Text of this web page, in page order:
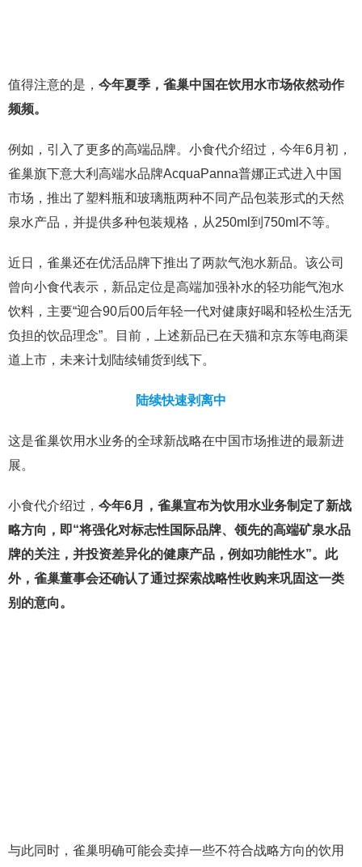
值得注意的是， 今年夏季，雀巢中国在饮用水市场依然动作
频频。
例如，引入了更多的高端品牌。小食代介绍过，今年6月初，
雀巢旗下意大利高端水品牌AcquaPanna普娜正式进入中国
市场，推出了塑料瓶和玻璃瓶两种不同产品包装形式的天然
泉水产品，并提供多种包装规格，从250ml到750ml不等。
近日，雀巢还在优活品牌下推出了两款气泡水新品。该公司
曾向小食代表示，新品定位是高端加强补水的轻功能气泡水
饮料，主要“迎合90后00后年轻一代对健康好喝和轻松生活无
负担的饮品理念”。目前，上述新品已在天猫和京东等电商渠
道上市，未来计划陆续铺货到线下。
陆续快速剥离中
这是雀巢饮用水业务的全球新战略在中国市场推进的最新进
展。
小食代介绍过， 今年6月，雀巢宣布为饮用水业务制定了新战
略方向，即“将强化对标志性国际品牌、领先的高端矿泉水品
牌的关注，并投资差异化的健康产品，例如功能性水”。此
外，雀巢董事会还确认了通过探索战略性收购来巩固这一类
别的意向。
与此同时，雀巢明确可能会卖掉一些不符合战略方向的饮用